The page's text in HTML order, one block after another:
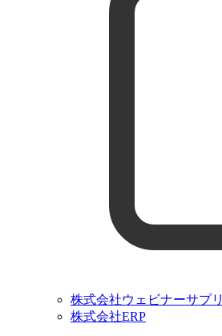
株式会社ウェビナーサプリ
株式会社ERP